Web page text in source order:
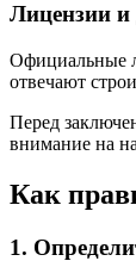
Лицензии и
Официальные
отвечают
Перед
внимание на
Как
1.